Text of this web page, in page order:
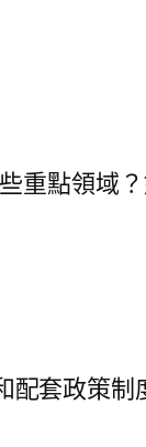
重點領域
套政策